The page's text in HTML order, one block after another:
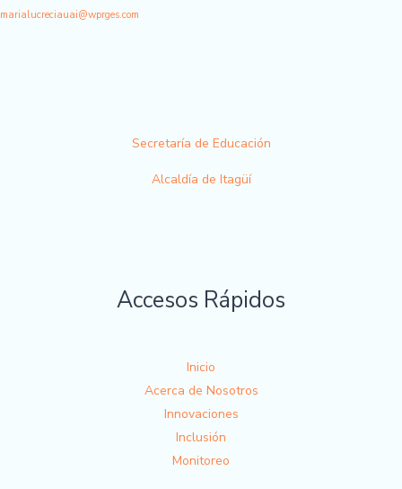
marialucreciauai@wprges.com
Secretaría de Educación
Alcaldía de Itagüí
Accesos Rápidos
Inicio
Acerca de Nosotros
Innovaciones
Inclusión
Monitoreo